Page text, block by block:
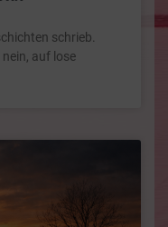
schrieb.
auf lose